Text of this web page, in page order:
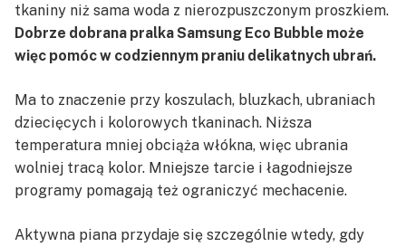
tkaniny niż sama woda z nierozpuszczonym proszkiem.
Dobrze dobrana pralka Samsung Eco Bubble może
więc pomóc w codziennym praniu delikatnych ubrań.
Ma to znaczenie przy koszulach, bluzkach, ubraniach
dziecięcych i kolorowych tkaninach. Niższa
temperatura mniej obciąża włókna, więc ubrania
wolniej tracą kolor. Mniejsze tarcie i łagodniejsze
programy pomagają też ograniczyć mechacenie.
Aktywna piana przydaje się szczególnie wtedy, gdy